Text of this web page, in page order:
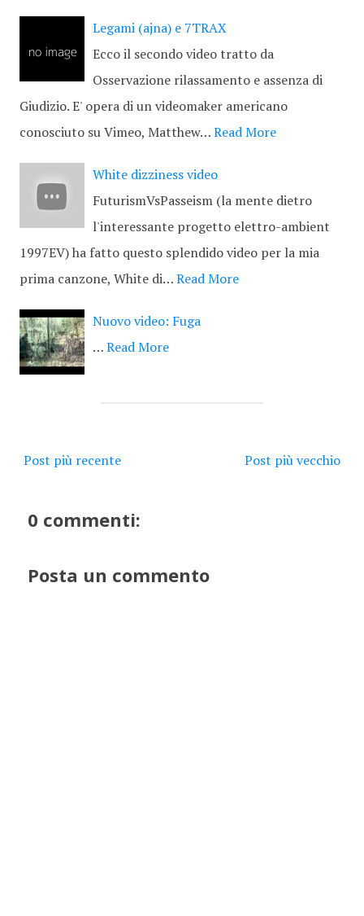
Legami (ajna) e 7TRAX
Ecco il secondo video tratto da
Osservazione rilassamento e assenza di
Giudizio. E' opera di un videomaker americano
conosciuto su Vimeo, Matthew…Read More
White dizziness video
FuturismVsPasseism (la mente dietro
l'interessante progetto elettro-ambient
1997EV) ha fatto questo splendido video per la mia
prima canzone, White di…Read More
Nuovo video: Fuga
…Read More
Post più recente Post più vecchio
0 commenti:
Posta un commento